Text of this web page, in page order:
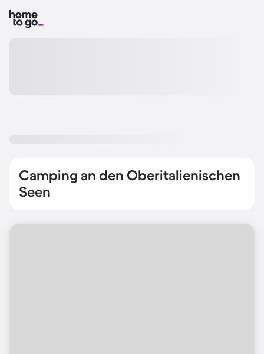
Camping an den Oberitalienischen
Seen